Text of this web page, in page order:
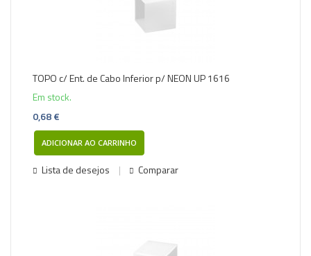
TOPO c/ Ent. de Cabo Inferior p/ NEON UP 1616
Em stock.
0,68 €
ADICIONAR AO CARRINHO
Lista de desejos Comparar